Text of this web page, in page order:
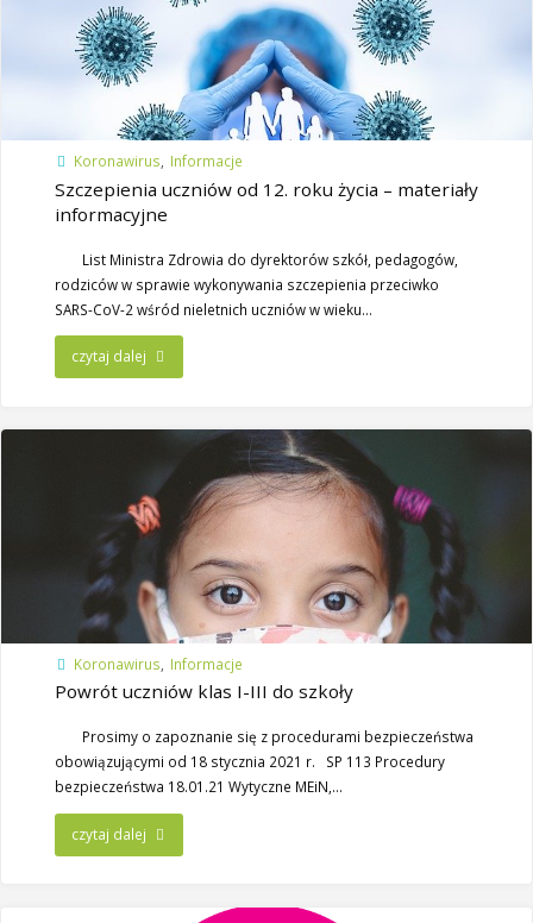
Koronawirus, Informacje
Szczepienia uczniów od 12. roku życia – materiały
informacyjne
List Ministra Zdrowia do dyrektorów szkół, pedagogów,
rodziców w sprawie wykonywania szczepienia przeciwko
SARS-CoV-2 wśród nieletnich uczniów w wieku…
czytaj dalej
Koronawirus Informacje
Powrót uczniów klas I-III do szkoły
Prosimy o zapoznanie się z procedurami bezpieczeństwa
obowiązującymi od 18 stycznia 2021 r. SP 113 Procedury
bezpieczeństwa 18.01.21 Wytyczne MEiN,…
czytaj dalej